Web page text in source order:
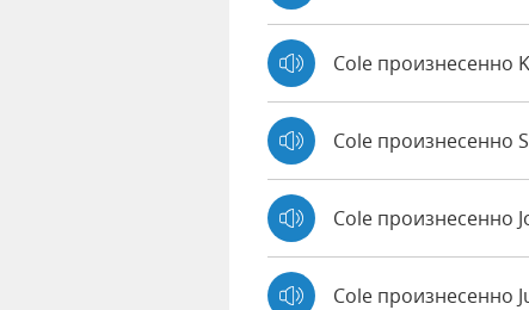
Cole произнесенно
Cole произнесенно
Cole произнесенно
Cole произнесенно